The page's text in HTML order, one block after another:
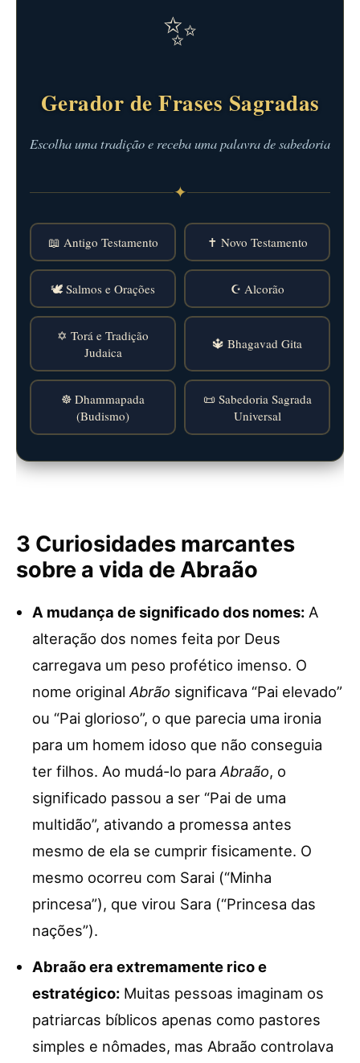
✨
Gerador de Frases Sagradas
Escolha uma tradição e receba uma palavra de sabedoria
✦
📖 Antigo Testamento ✝️ Novo Testamento
🕊️ Salmos e Orações ☪️ Alcorão
✡️ Torá e Tradição
Judaica
🔱 Bhagavad Gita
☸️ Dhammapada
(Budismo)
📜 Sabedoria Sagrada
Universal
3 Curiosidades marcantes
sobre a vida de Abraão
A mudança de significado dos nomes: A
alteração dos nomes feita por Deus
carregava um peso profético imenso. O
nome original Abrão significava “Pai elevado”
ou “Pai glorioso”, o que parecia uma ironia
para um homem idoso que não conseguia
ter filhos. Ao mudá-lo para Abraão, o
significado passou a ser “Pai de uma
multidão”, ativando a promessa antes
mesmo de ela se cumprir fisicamente. O
mesmo ocorreu com Sarai (“Minha
princesa”), que virou Sara (“Princesa das
nações”).
Abraão era extremamente rico e
estratégico: Muitas pessoas imaginam os
patriarcas bíblicos apenas como pastores
simples e nômades, mas Abraão controlava